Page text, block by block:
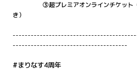
③超プレミアオンラインチケット（
き）
--------------------------------------
#まりなす4周年